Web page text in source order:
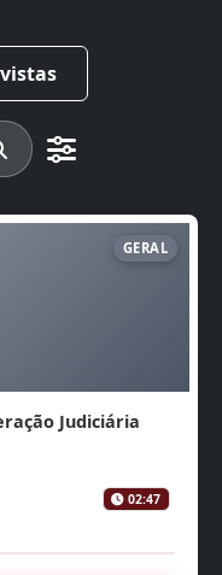
GERAL
Judiciária
02:47